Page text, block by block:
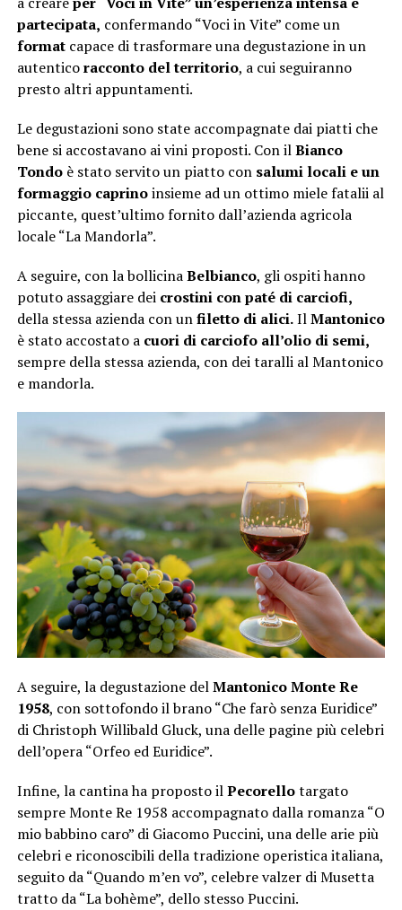
partecipata, confermando “Voci in Vite” come un
formatcapace di trasformare una degustazione in un
autenticoracconto del territorio, a cui seguiranno
presto altri appuntamenti.
Le degustazioni sono state accompagnate dai piatti che
bene si accostavano ai vini proposti. Con ilBianco
Tondoè stato servito un piatto con salumi locali e un
formaggio caprinoinsieme ad un ottimo miele fatalii al
piccante, quest’ultimo fornito dall’azienda agricola
locale “La Mandorla”.
A seguire, con la bollicinaBelbianco, gli ospiti hanno
potuto assaggiare deicrostini con paté di carciofi,
della stessa azienda con unfiletto di alici.IlMantonico
è stato accostato a cuori di carciofo all’olio di semi,
sempre della stessa azienda, con dei taralli al Mantonico
e mandorla.
A seguire, la degustazione delMantonico Monte Re
1958, con sottofondo il brano “Che farò senza Euridice”
di Christoph Willibald Gluck, una delle pagine più celebri
dell’opera “Orfeo ed Euridice”.
Infine, la cantina ha proposto ilPecorellotargato
sempre Monte Re 1958 accompagnato dalla romanza “O
mio babbino caro” di Giacomo Puccini, una delle arie più
celebri e riconoscibili della tradizione operistica italiana,
seguito da “Quando m’en vo”, celebre valzer di Musetta
tratto da “La bohème”, dello stesso Puccini.